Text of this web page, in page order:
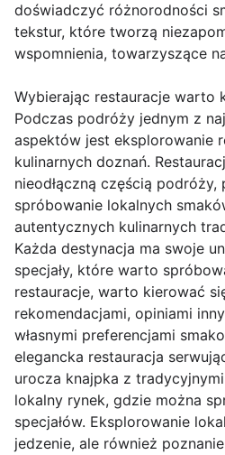
doświadczyć różnorodności
tekstur, które tworzą
wspomnienia, towarzyszące
Wybierając restauracje warto
Podczas podróży jednym z
aspektów jest eksplorowanie
kulinarnych doznań.
nieodłączną częścią podróży,
spróbowanie lokalnych
autentycznych kulinarnych
Każda destynacja ma swoje
specjały, które warto
restauracje, warto kierować
rekomendacjami, opiniami
własnymi preferencjami
elegancka restauracja
urocza knajpka z
lokalny rynek, gdzie można
specjałów. Eksplorowanie
jedzenie, ale również